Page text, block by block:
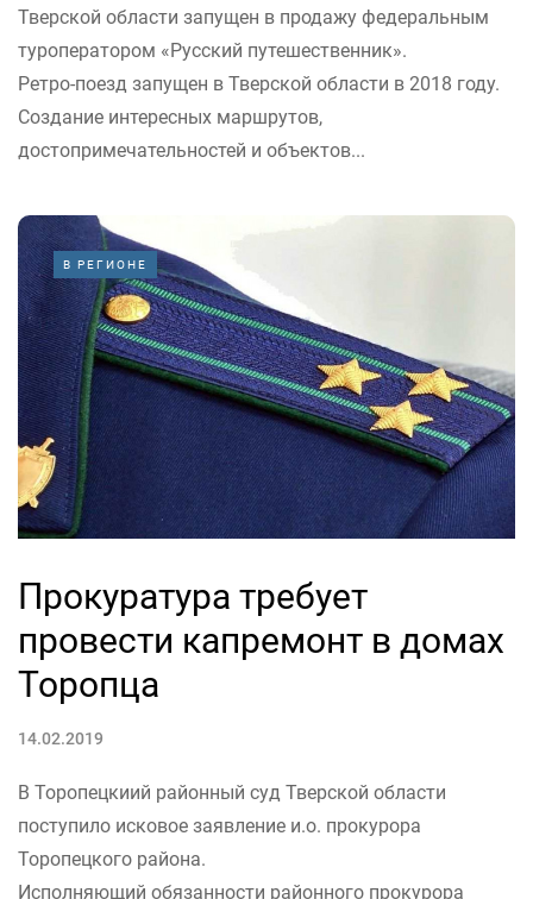
Тверской области запущен в продажу федеральным
туроператором «Русский путешественник».
Ретро-поезд запущен в Тверской области в 2018 году.
Создание интересных маршрутов,
достопримечательностей и объектов...
В РЕГИОНЕ
Прокуратура требует
провести капремонт в домах
Торопца
14.02.2019
В Торопецкиий районный суд Тверской области
поступило исковое заявление и.о. прокурора
Торопецкого района.
Исполняющий обязанности районного прокурора